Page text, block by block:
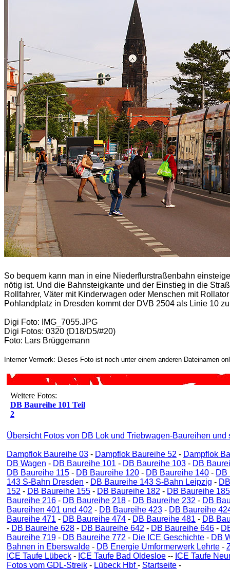
So bequem kann man in eine Niederflurstraßenbahn
nötig ist. Und die Bahnsteigkante und der Einstieg in die
Rollfahrer, Väter mit Kinderwagen oder Menschen mit
Pohlandplatz in Dresden kommt der DVB 2504 als Linie 10
Digi Foto: IMG_7055.JPG
Digi Fotos: 0320 (D18/D5/#20)
Foto: Lars Brüggemann
Interner Vermerk: Dieses Foto ist noch unter einem anderen Dateinamen
Weitere Fotos:
DB Baureihe 101 Teil
2
Übersicht Fotos von DB Lok und Triebwagen-Baureihen und
Dampflok Baureihe 03 - Dampflok Baureihe 52 - Dampflok
DB Wagen - DB Baureihe 101 - DB Baureihe 103 - DB
DB Baureihe 115 - DB Baureihe 120 - DB Baureihe 140 - DB
143 S-Bahn Dresden - DB Baureihe 143 S-Bahn Leipzig -
152 - DB Baureihe 155 - DB Baureihe 182 - DB Baureihe 185
Baureihe 216 - DB Baureihe 218 - DB Baureihe 232 - DB
Baureihen 401 und 402 - DB Baureihe 423 - DB Baureihe
Baureihe 471 - DB Baureihe 474 - DB Baureihe 481 - DB
- DB Baureihe 628 - DB Baureihe 642 - DB Baureihe 646 -
Baureihe 719 - DB Baureihe 772 - Die ICE Geschichte - DB
Bahnen in Eberswalde - DB Energie Umformerwerk Lehrte -
ICE Taufe Lübeck - ICE Taufe Bad Oldesloe -- ICE Taufe
Fotos vom GDL-Streik - Lübeck Hbf- Startseite -